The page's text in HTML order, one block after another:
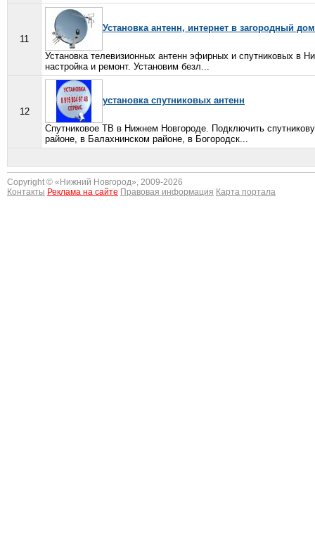
11
Установка антенн, интернет в загородный дом
Установка телевизионных антенн эфирных и спутниковых в
настройка и ремонт. Установим безл...
12
установка спутниковых антенн
Спутниковое ТВ в Нижнем Новгороде. Подключить
районе, в Балахнинском районе, в Богородск...
Copyright © « Нижний Новгород», 2009-2026
Контакты Реклама на сайте Правовая информация Карта портала